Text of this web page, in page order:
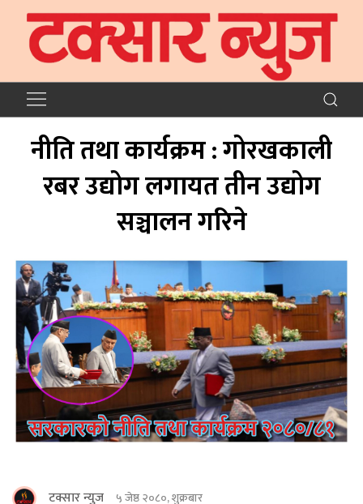
नीति तथा कार्यक्रम : गोरखकाली
रबर उद्योग लगायत तीन उद्योग
सञ्चालन गरिने
टक्सार न्युज ५ जेष्ठ २०८०, शुक्रबार